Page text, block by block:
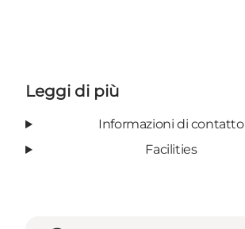
Leggi di più
Informazioni di contatto
Facilities